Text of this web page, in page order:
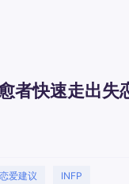
者快速走出失
恋爱建议
INFP